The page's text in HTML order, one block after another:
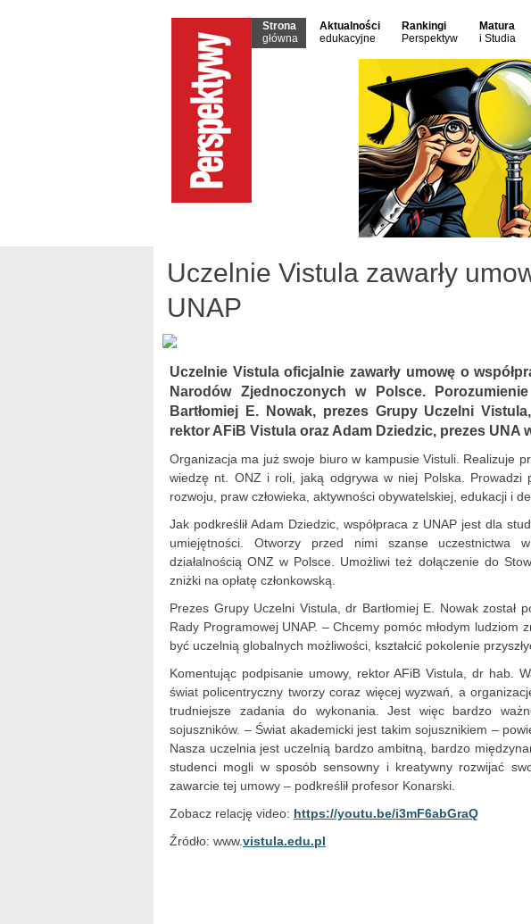
Strona
główna
Aktualności
edukacyjne
Rankingi
Perspektyw
Matura
i Studia
Uczelnie Vistula zawarły
UNAP
Uczelnie Vistula oficjalnie zawarły umowę o
Narodów Zjednoczonych w Polsce.
Bartłomiej E. Nowak, prezes Grupy Uczelni
rektor AFiB Vistula oraz Adam Dziedzic, prezes UNA
Organizacja ma już swoje biuro w kampusie Vistuli. Realizuje
wiedzę nt. ONZ i roli, jaką odgrywa w niej Polska. Prowadzi
rozwoju, praw człowieka, aktywności obywatelskiej, edukacji i
Jak podkreślił Adam Dziedzic, współpraca z UNAP jest dla
umiejętności. Otworzy przed nimi szanse uczestnictwa
działalnością ONZ w Polsce. Umożliwi też dołączenie do
zniżki na opłatę członkowską.
Prezes Grupy Uczelni Vistula, dr Bartłomiej E. Nowak został
Rady Programowej UNAP. – Chcemy pomóc młodym ludziom
być uczelnią globalnych możliwości, kształcić pokolenie
Komentując podpisanie umowy, rektor AFiB Vistula, dr hab.
świat policentryczny tworzy coraz więcej wyzwań, a
trudniejsze zadania do wykonania. Jest więc bardzo
sojuszników. – Świat akademicki jest takim sojusznikiem –
Nasza uczelnia jest uczelnią bardzo ambitną, bardzo
studenci mogli w sposób sensowny i kreatywny rozwijać
zawarcie tej umowy – podkreślił profesor Konarski.
Zobacz relację video: https://youtu.be/i3mF6abGraQ
Źródło: www.vistula.edu.pl